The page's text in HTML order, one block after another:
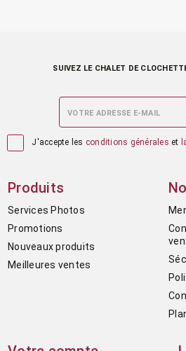
J'accepte les conditions générales et
SUIVEZ LE CHALET DE
Produits
Services Photos
Promotions
Nouveaux produits
Meilleures ventes